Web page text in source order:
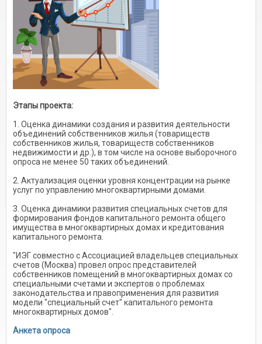
Этапы проекта:
1. Оценка динамики создания и развития деятельности
объединений собственников жилья (товариществ
собственников жилья, товариществ собственников
недвижимости и др.), в том числе на основе выборочного
опроса не менее 50 таких объединений.
2. Актуализация оценки уровня концентрации на рынке
услуг по управлению многоквартирными домами.
3. Оценка динамики развития специальных счетов для
формирования фондов капитального ремонта общего
имущества в многоквартирных домах и кредитования
капитального ремонта.
"ИЭГ совместно с Ассоциацией владельцев специальных
счетов (Москва) провел опрос представителей
собственников помещений в многоквартирных домах со
специальными счетами и экспертов о проблемах
законодательства и правоприменения для развития
модели "специальный счет" капитального ремонта
многоквартирных домов".
Анкета опроса